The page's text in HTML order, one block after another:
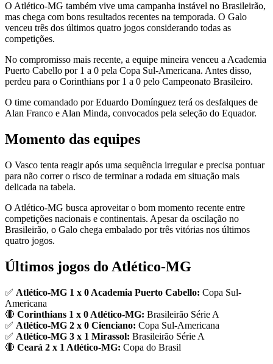
O Atlético-MG também vive uma campanha instável no Brasileirão,
mas chega com bons resultados recentes na temporada. O Galo
venceu três dos últimos quatro jogos considerando todas as
competições.
No compromisso mais recente, a equipe mineira venceu a Academia
Puerto Cabello por 1 a 0 pela Copa Sul-Americana. Antes disso,
perdeu para o Corinthians por 1 a 0 pelo Campeonato Brasileiro.
O time comandado por Eduardo Domínguez terá os desfalques de
Alan Franco e Alan Minda, convocados pela seleção do Equador.
Momento das equipes
O Vasco tenta reagir após uma sequência irregular e precisa pontuar
para não correr o risco de terminar a rodada em situação mais
delicada na tabela.
O Atlético-MG busca aproveitar o bom momento recente entre
competições nacionais e continentais. Apesar da oscilação no
Brasileirão, o Galo chega embalado por três vitórias nos últimos
quatro jogos.
Últimos jogos do Atlético-MG
✅ Atlético-MG 1 x 0 Academia Puerto Cabello: Copa Sul-
Americana
🔴 Corinthians 1 x 0 Atlético-MG: Brasileirão Série A
✅ Atlético-MG 2 x 0 Cienciano: Copa Sul-Americana
✅ Atlético-MG 3 x 1 Mirassol: Brasileirão Série A
🔴 Ceará 2 x 1 Atlético-MG: Copa do Brasil